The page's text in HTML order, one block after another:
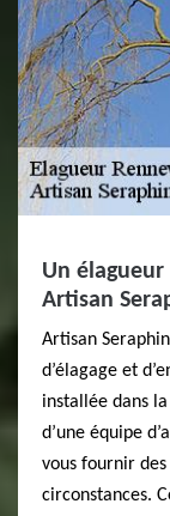
Un
Artisan
Artisan
d’élagage et
installée dans
d’une équipe
vous fournir
circonstances.